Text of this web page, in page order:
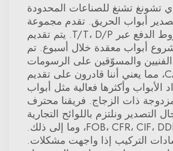
تشونغ تشنغ للصناعات المحدودة
أبواب الحريق. تقدم مجموعة
متنوعة من شروط الدفع عبر T/T، D/P. يتم تقديم
أبواب معقدة خلال أسبوع. تم
والمسوّقين على الرسومات
باستخدام CAD، مما يعني أننا قادرون على تقديم
الأبواب وأكثرها فعالية مثل أبواب
ذات الزجاج. فريقنا محترف
التصدير ونلتزم باللوائح التجارية
الدولية مثل FOB، CFR، CIF، DDP، وما إلى ذلك.
التركيب إذا واجهت مشكلات.